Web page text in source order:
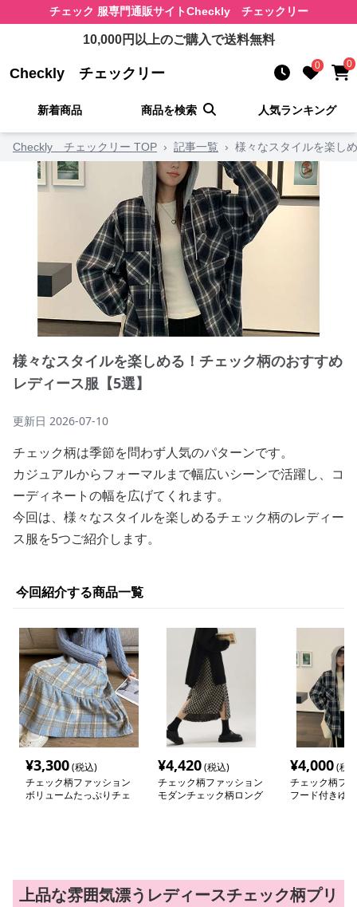
チェック 服専門通販サイトCheckly チェックリー
10,000円以上のご購入で送料無料
Checkly チェックリー 0 0
新着商品 商品を検索 人気ランキング
Checkly チェックリー TOP › 記事一覧 › 様々なスタイルを楽し
様々なスタイルを楽しめる！チェック柄のおすすめ
レディース服【5選】
更新日 2026-07-10
チェック柄は季節を問わず人気のパターンです。
カジュアルからフォーマルまで幅広いシーンで活躍し、コ
ーディネートの幅を広げてくれます。
今回は、様々なスタイルを楽しめるチェック柄のレディー
ス服を5つご紹介します。
今回紹介する商品一覧
¥3,300(税込)
チェック柄ファッション
ボリュームたっぷりチェ
¥4,420(税込)
チェック柄ファッション
モダンチェック柄ロング
¥4,000(税
チェック柄フ
フード付きゆ
上品な雰囲気漂うレディースチェック柄プリ